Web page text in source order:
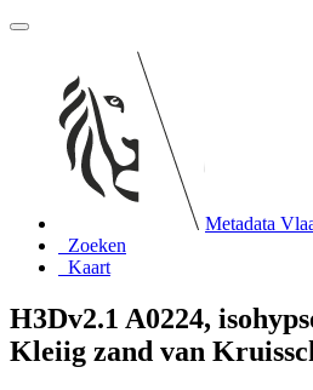
Metadata
Zoeken
Kaart
H3Dv2.1 A0224,
Kleiig zand van